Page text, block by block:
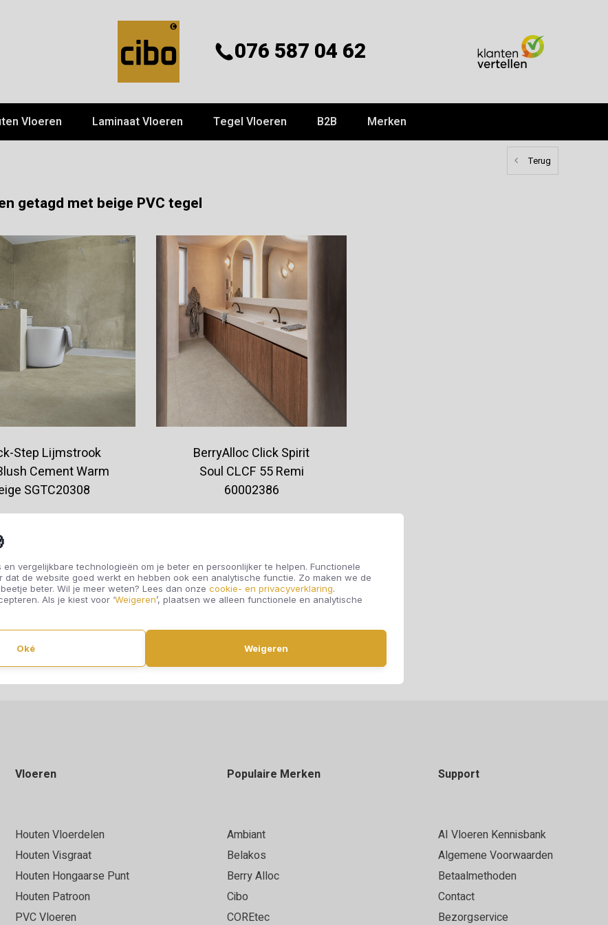
en vergelijkbare technologieën om je beter en persoonlijker te helpen. Functionele
dat de website goed werkt en hebben ook een analytische functie. Zo maken we de
beter. Wil je meer weten? Lees dan onze cookie- en privacyverklaring.
Als je kiest voor ‘Weigeren’, plaatsen we alleen functionele en analytische
Oké Weigeren
076 587 04 62
Vloeren Laminaat Vloeren Tegel Vloeren B2B Merken
Terug
getagd met beige PVC tegel
Step Lijmstrook
Cement Warm
SGTC20308
Offerte aanvragen
BerryAlloc Click Spirit
Soul CLCF 55 Remi
60002386
Offerte aanvragen
Vloeren
Houten Vloerdelen
Houten Visgraat
Houten Hongaarse Punt
Houten Patroon
PVC Vloeren
Populaire Merken
Ambiant
Belakos
Berry Alloc
Cibo
COREtec
Support
AI Vloeren Kennisbank
Algemene Voorwaarden
Betaalmethoden
Contact
Bezorgservice